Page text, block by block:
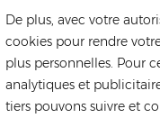
De plus, avec votre
cookies pour rendre
plus personnelles. Pour
analytiques et
tiers pouvons suivre et